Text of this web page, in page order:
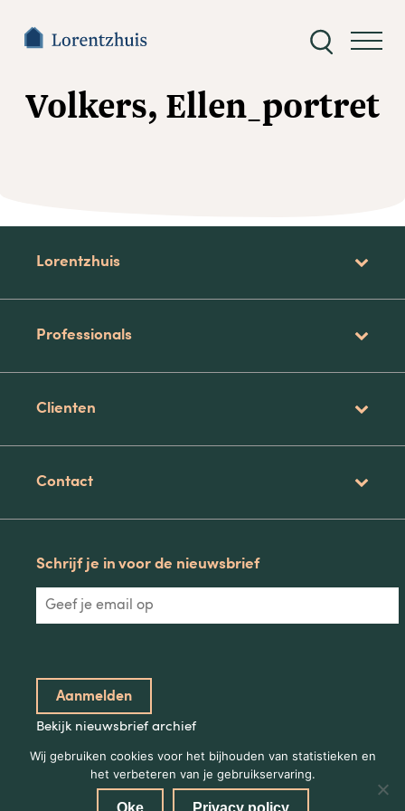
Zoeken
Volkers, Ellen_portret
Lorentzhuis
Professionals
Clienten
Contact
Schrijf je in voor de nieuwsbrief
Bekijk nieuwsbrief archief
Wij gebruiken cookies voor het bijhouden van statistieken en
het verbeteren van je gebruikservaring.
Oke Privacy policy